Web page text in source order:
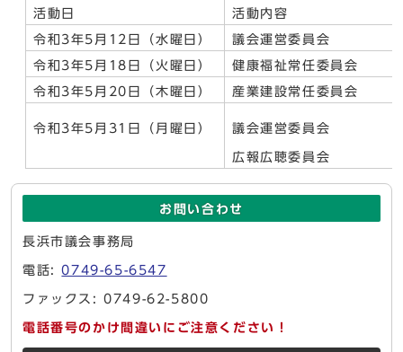
活動日 活動内容
令和3年5月12日（水曜日） 議会運営委員会
令和3年5月18日（火曜日） 健康福祉常任委員会
令和3年5月20日（木曜日） 産業建設常任委員会
令和3年5月31日（月曜日） 議会運営委員会
広報広聴委員会
お問い合わせ
長浜市議会事務局
電話:0749-65-6547
ファックス: 0749-62-5800
電話番号のかけ間違いにご注意ください！